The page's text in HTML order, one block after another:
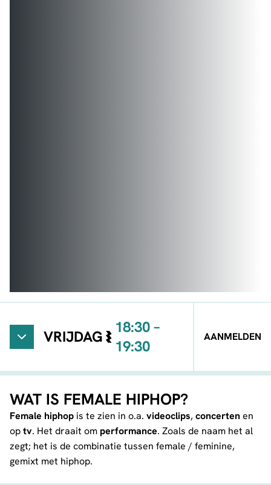
VRIJDAG
18:30 –
19:30
ROMY
AANMELDEN
WAT IS FEMALE HIPHOP?
Female hiphop is te zien in o.a. videoclips,concertenen
optv. Het draait om performance. Zoals de naam het al
zegt; het is de combinatie tussen female / feminine,
gemixt met hiphop.